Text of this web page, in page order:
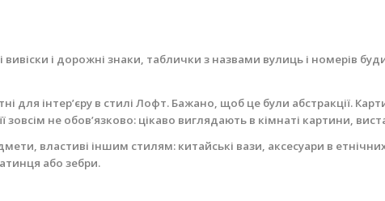
і дорожні знаки, таблички з назвами вулиць і номерів
для інтер’єру в стилі Лофт. Бажано, щоб це були абстракції.
не обов’язково: цікаво виглядають в кімнаті картини,
властиві іншим стилям: китайські вази, аксесуари в
або зебри.